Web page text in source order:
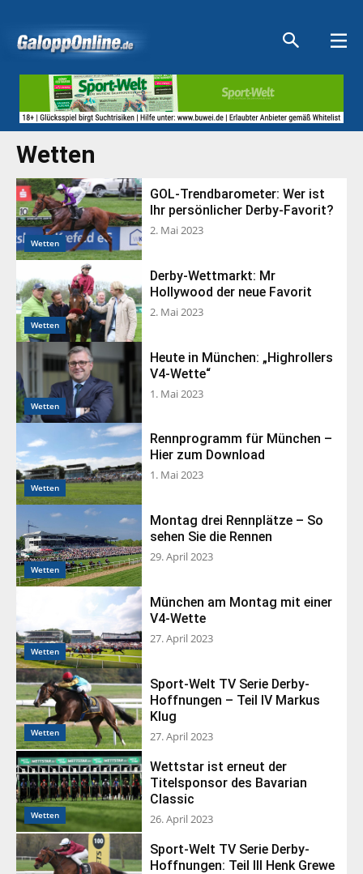
Wetten
Wetten
GOL-Trendbarometer: Wer ist
Ihr persönlicher Derby-Favorit?
2. Mai 2023
Wetten
Derby-Wettmarkt: Mr
Hollywood der neue Favorit
2. Mai 2023
Wetten
Heute in München: „Highrollers
V4-Wette“
1. Mai 2023
Wetten
Rennprogramm für München –
Hier zum Download
1. Mai 2023
Wetten
Montag drei Rennplätze – So
sehen Sie die Rennen
29. April 2023
Wetten
München am Montag mit einer
V4-Wette
27. April 2023
Wetten
Sport-Welt TV Serie Derby-
Hoffnungen – Teil IV Markus
Klug
27. April 2023
Wetten
Wettstar ist erneut der
Titelsponsor des Bavarian
Classic
26. April 2023
Sport-Welt TV Serie Derby-
Hoffnungen: Teil III Henk Grewe